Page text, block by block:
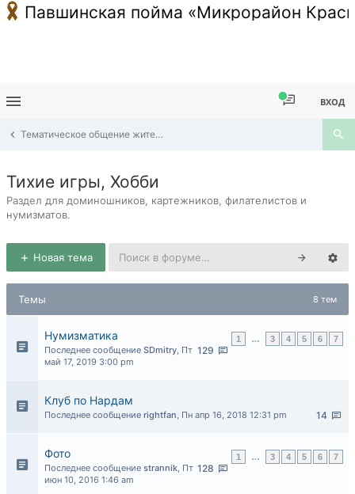
Павшинская пойма «Микрорайон
ВХОД
Тематическое общение жителей Павшинской Поймы
Тихие игры, Хобби
Раздел для доминошников, картежников, филателистов и
нумизматов.
Новая тема
Темы 8 тем
Нумизматика 1 … 3 4 5 6 7
129
Последнее сообщение SDmitry, Пт
май 17, 2019 3:00 pm
Клуб по Нардам
14
Последнее сообщение rightfan, Пн апр 16, 2018 12:31 pm
Фото 1 … 3 4 5 6 7
128
Последнее сообщение strannik, Пт
июн 10, 2016 1:46 am